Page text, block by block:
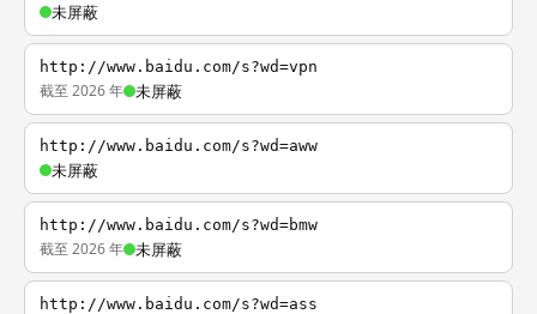
未屏蔽
http://www.baidu.com/s?wd=vpn
截至 2026 年 未屏蔽
http://www.baidu.com/s?wd=aww
未屏蔽
http://www.baidu.com/s?wd=bmw
截至 2026 年 未屏蔽
http://www.baidu.com/s?wd=ass